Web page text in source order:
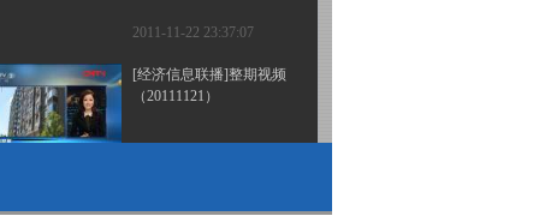
2011-11-22 23:37:07
[经济信息联播]整期视频
（20111121）